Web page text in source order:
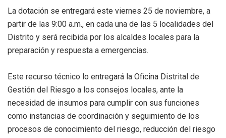
La dotación se entregará este viernes 25 de noviembre, a
partir de las 9:00 a.m., en cada una de las 5 localidades del
Distrito y será recibida por los alcaldes locales para la
preparación y respuesta a emergencias.
Este recurso técnico lo entregará la Oficina Distrital de
Gestión del Riesgo a los consejos locales, ante la
necesidad de insumos para cumplir con sus funciones
como instancias de coordinación y seguimiento de los
procesos de conocimiento del riesgo, reducción del riesgo